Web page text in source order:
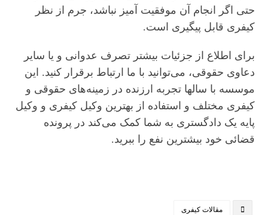
حتی اگر انجام آن موفقیت آمیز نباشد، جرم از نظر
کیفری قابل پیگیری است.
برای اطلاع از جزئیات بیشتر تصرف عدوانی و یا سایر
دعاوی حقوقی، می‌توانید با ما ارتباط برقرار کنید. این
موسسه با سالها تجربه ارزنده در زمینه‌های حقوقی و
کیفری مختلف و استفاده از بهترین وکیل کیفری و وکیل
پایه یک دادگستری به شما کمک می‌کند در پرونده
قضائی خود بیشترین نفع را ببرید.
مقالات کیفری